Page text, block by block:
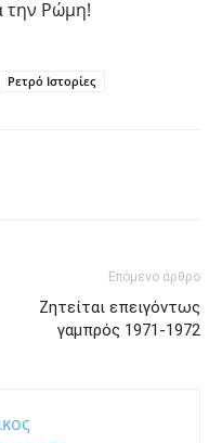
την Ρώμη!
Ρετρό Ιστορίες
Επόμενο άρθρο
Ζητείται επειγόντως
γαμπρός 1971-1972